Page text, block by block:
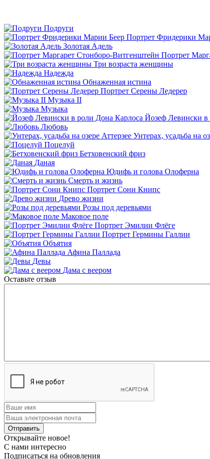
Подруги
Портрет Фридерики
Золотая Адель
Портрет
Три возраста женщины
Надежда
Обнаженная истина
Портрет Серены Ледерер
Музыка II
Музыка
Йозеф Левински в
Любовь
Унтерах, усадьба на
Поцелуй
Бетховенский фриз
Даная
Юдифь и голова Олоферна
Смерть и жизнь
Портрет Сони Книпс
Древо жизни
Розы под деревьями
Маковое поле
Портрет Эмилии Флёге
Портрет Гермины Галлии
Объятия
Афина Паллада
Девы
Дама с веером
Оставьте отзыв
Открывайте новое!
С нами интересно
Подписаться на обновления